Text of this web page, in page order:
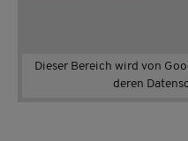
Dieser Bereich wird von
deren